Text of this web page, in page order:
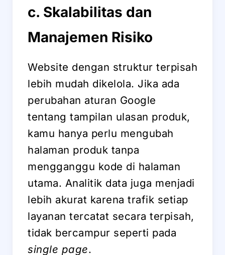
c. Skalabilitas dan
Manajemen Risiko
Website dengan struktur terpisah
lebih mudah dikelola. Jika ada
perubahan aturan Google
tentang tampilan ulasan produk,
kamu hanya perlu mengubah
halaman produk tanpa
mengganggu kode di halaman
utama. Analitik data juga menjadi
lebih akurat karena trafik setiap
layanan tercatat secara terpisah,
tidak bercampur seperti pada
single page.